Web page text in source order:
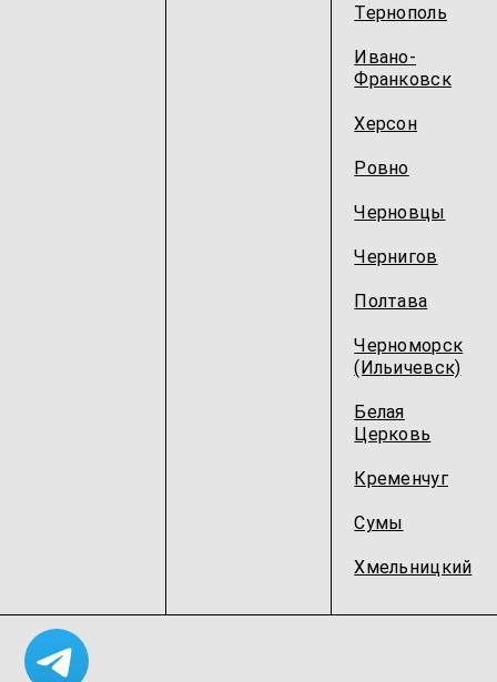
Тернополь
Ивано-
Франковск
Херсон
Ровно
Черновцы
Чернигов
Полтава
Черноморск
(Ильичевск)
Белая
Церковь
Кременчуг
Сумы
Хмельницкий